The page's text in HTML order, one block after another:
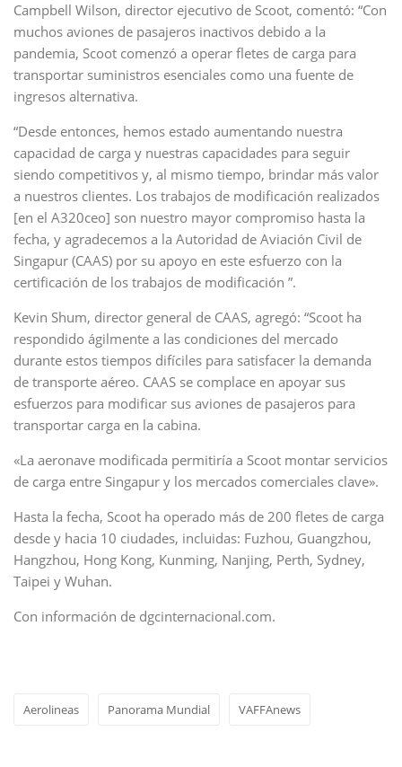
Campbell Wilson, director ejecutivo de Scoot, comentó: “Con
muchos aviones de pasajeros inactivos debido a la
pandemia, Scoot comenzó a operar fletes de carga para
transportar suministros esenciales como una fuente de
ingresos alternativa.
“Desde entonces, hemos estado aumentando nuestra
capacidad de carga y nuestras capacidades para seguir
siendo competitivos y, al mismo tiempo, brindar más valor
a nuestros clientes. Los trabajos de modificación realizados
[en el A320ceo] son ​​nuestro mayor compromiso hasta la
fecha, y agradecemos a la Autoridad de Aviación Civil de
Singapur (CAAS) por su apoyo en este esfuerzo con la
certificación de los trabajos de modificación ”.
Kevin Shum, director general de CAAS, agregó: “Scoot ha
respondido ágilmente a las condiciones del mercado
durante estos tiempos difíciles para satisfacer la demanda
de transporte aéreo. CAAS se complace en apoyar sus
esfuerzos para modificar sus aviones de pasajeros para
transportar carga en la cabina.
«La aeronave modificada permitiría a Scoot montar servicios
de carga entre Singapur y los mercados comerciales clave».
Hasta la fecha, Scoot ha operado más de 200 fletes de carga
desde y hacia 10 ciudades, incluidas: Fuzhou, Guangzhou,
Hangzhou, Hong Kong, Kunming, Nanjing, Perth, Sydney,
Taipei y Wuhan.
Con información de dgcinternacional.com.
Aerolineas Panorama Mundial VAFFAnews